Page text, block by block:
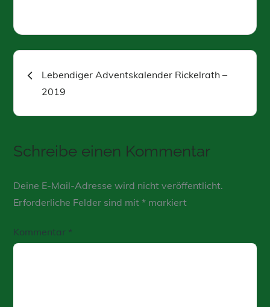
Beitragsnavigation
Lebendiger Adventskalender Rickelrath –
2019
Schreibe einen Kommentar
Deine E-Mail-Adresse wird nicht veröffentlicht.
Erforderliche Felder sind mit* markiert
Kommentar *